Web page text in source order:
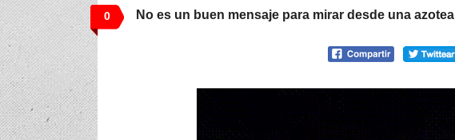
0 No es un buen mensaje para mirar desde una azotea